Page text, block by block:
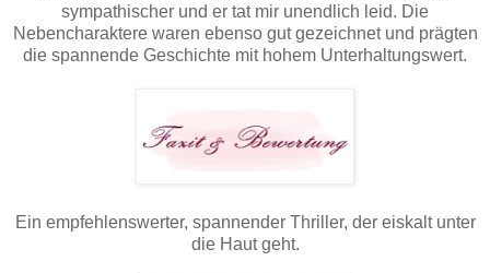
sympathischer und er tat mir unendlich leid. Die
Nebencharaktere waren ebenso gut gezeichnet und prägten
die spannende Geschichte mit hohem Unterhaltungswert.
Ein empfehlenswerter, spannender Thriller, der eiskalt unter
die Haut geht.